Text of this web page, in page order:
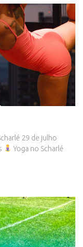
29 de julho
Yoga no Scharlé